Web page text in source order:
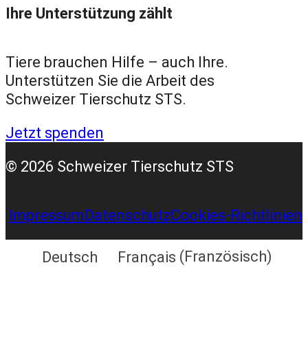
e
o
o
k
t
g
r
a
T
b
e
k
d
I
n
Ihre Unterstützung zählt
Tiere brauchen Hilfe – auch Ihre.
Unterstützen Sie die Arbeit des
Schweizer Tierschutz STS.
Jetzt spenden
© 2026 Schweizer Tierschutz STS
Impressum DatenschutzCookies-Richtlinien
Deutsch Français ( Französisch)